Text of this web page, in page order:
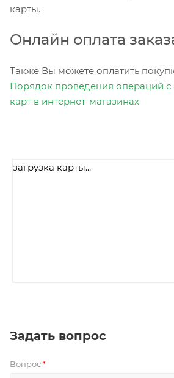
карты.
Онлайн оплата
Также Вы можете оплатить
Порядок проведения операций с
карт в интернет-магазинах
загрузка карты...
Задать вопрос
Вопрос *